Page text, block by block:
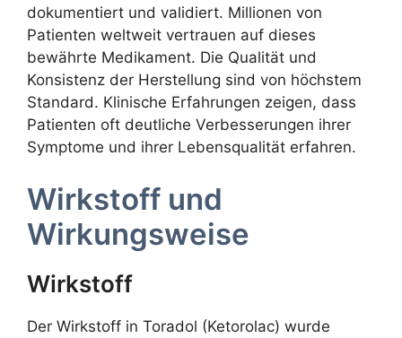
dokumentiert und validiert. Millionen von
Patienten weltweit vertrauen auf dieses
bewährte Medikament. Die Qualität und
Konsistenz der Herstellung sind von höchstem
Standard. Klinische Erfahrungen zeigen, dass
Patienten oft deutliche Verbesserungen ihrer
Symptome und ihrer Lebensqualität erfahren.
Wirkstoff und
Wirkungsweise
Wirkstoff
Der Wirkstoff in Toradol (Ketorolac) wurde